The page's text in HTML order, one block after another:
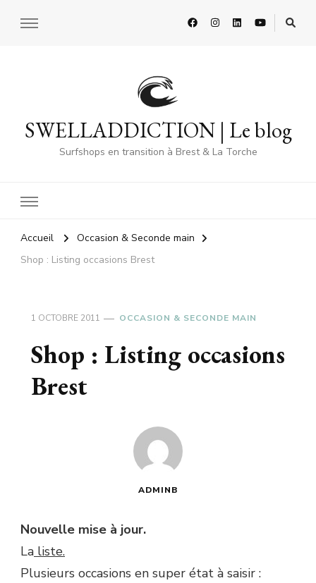
SWELLADDICTION | Le blog
Surfshops en transition à Brest & La Torche
Accueil
Occasion & Seconde main
Shop : Listing occasions Brest
1 OCTOBRE 2011 OCCASION & SECONDE MAIN
Shop : Listing occasions
Brest
ADMINB
Nouvelle mise à jour.
La liste.
Plusieurs occasions en super état à saisir :